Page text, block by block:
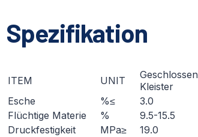
Spezifikation
ITEM UNIT
Kleister
Esche
%≤ 3.0
Flüchtige Materie
% 9.5-15.5
Druckfestigkeit
MPa≥ 19.0